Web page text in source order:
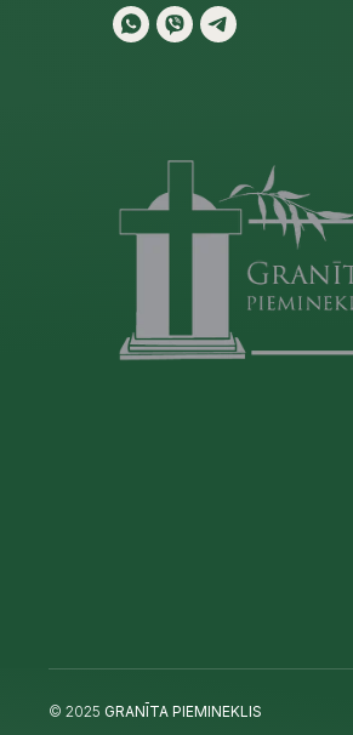
© 2025 GRANĪTA PIEMINEKLIS